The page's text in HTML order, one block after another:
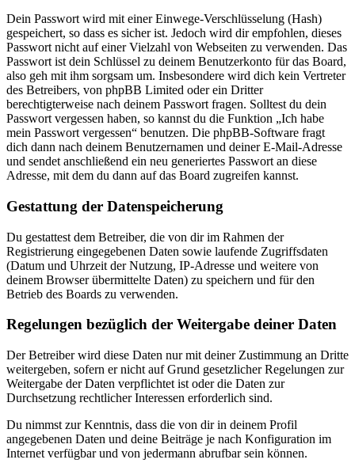
Dein Passwort wird mit einer Einwege-Verschlüsselung (Hash)
gespeichert, so dass es sicher ist. Jedoch wird dir empfohlen, dieses
Passwort nicht auf einer Vielzahl von Webseiten zu verwenden. Das
Passwort ist dein Schlüssel zu deinem Benutzerkonto für das Board,
also geh mit ihm sorgsam um. Insbesondere wird dich kein Vertreter
des Betreibers, von phpBB Limited oder ein Dritter
berechtigterweise nach deinem Passwort fragen. Solltest du dein
Passwort vergessen haben, so kannst du die Funktion „Ich habe
mein Passwort vergessen“ benutzen. Die phpBB-Software fragt
dich dann nach deinem Benutzernamen und deiner E-Mail-Adresse
und sendet anschließend ein neu generiertes Passwort an diese
Adresse, mit dem du dann auf das Board zugreifen kannst.
Gestattung der Datenspeicherung
Du gestattest dem Betreiber, die von dir im Rahmen der
Registrierung eingegebenen Daten sowie laufende Zugriffsdaten
(Datum und Uhrzeit der Nutzung, IP-Adresse und weitere von
deinem Browser übermittelte Daten) zu speichern und für den
Betrieb des Boards zu verwenden.
Regelungen bezüglich der Weitergabe deiner Daten
Der Betreiber wird diese Daten nur mit deiner Zustimmung an Dritte
weitergeben, sofern er nicht auf Grund gesetzlicher Regelungen zur
Weitergabe der Daten verpflichtet ist oder die Daten zur
Durchsetzung rechtlicher Interessen erforderlich sind.
Du nimmst zur Kenntnis, dass die von dir in deinem Profil
angegebenen Daten und deine Beiträge je nach Konfiguration im
Internet verfügbar und von jedermann abrufbar sein können.